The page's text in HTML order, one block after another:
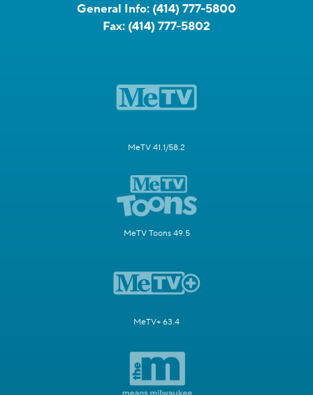
General Info: (414) 777-5800
Fax: (414) 777-5802
MeTV 41.1/58.2
MeTV Toons 49.5
MeTV+ 63.4